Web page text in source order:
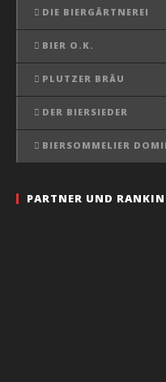
DIE BIERGÄRTNEREI
BIER O.K.
PLUTZER BRÄU
DER BIERSIEDER
BIERSOMMELIER
PARTNER UND